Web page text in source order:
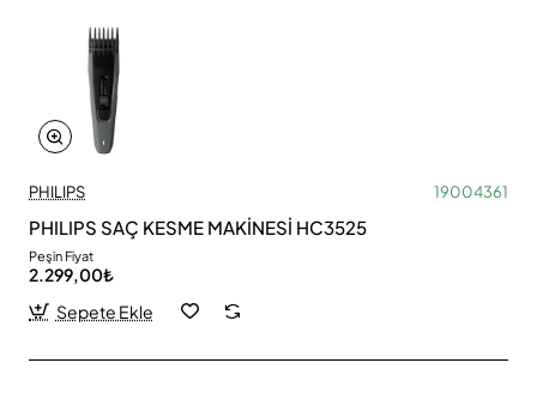
PHILIPS 19004361
PHILIPS SAÇ KESME MAKİNESİ HC3525
Peşin Fiyat
2.299,00₺
Sepete Ekle